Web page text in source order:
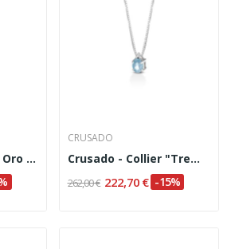
Crusado - Croce In Oro 18kt E Diamanti
CRUSADO
Crusado - Collier "Tremiti" Con Acquamarina E...
262,00 € 222,70 € -15%